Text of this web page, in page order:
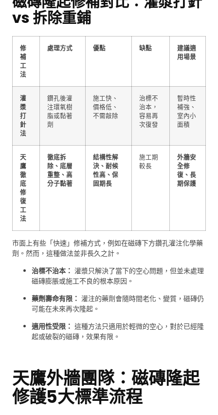
vs 拆除重鋪
修
補
工
法
處理方式 優點 缺點
建議適
用場景
灌
漿
打
針
法
鑽孔後灌
注環氧樹
脂或黏著
劑
施工快、
價格低、
不需敲除
治標不
治本，
容易再
次復發
暫時性
補強、
室內小
面積
天
鷹
徹
底
修
復
工
法
徹底拆
除、底層
重整、高
分子黏著
結構性解
決、耐候
性高、保
固期長
施工期
較長
外牆安
全修
復、長
期保護
市面上有些「快速」修補方式，例如在磁磚下方鑽孔灌注化學藥
劑。然而，這種做法並非長久之計。
治標不治本： 灌漿只解決了當下的空心問題，但並未處理
磁磚膨脹或施工不良的根本原因。
藥劑壽命有限： 灌注的藥劑會隨時間老化、變質，磁磚仍
可能在未來再次隆起。
適用性受限： 這種方法只適用於輕微的空心，對於已經隆
起或破裂的磁磚，效果有限。
天鷹外牆團隊：磁磚隆起
修護5大標準流程